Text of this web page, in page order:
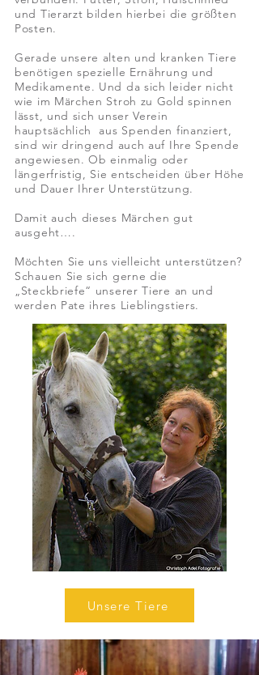
und Tierarzt bilden hierbei die größten
Posten.
Gerade unsere alten und kranken Tiere
benötigen spezielle Ernährung und
Medikamente. Und da sich leider nicht
wie im Märchen Stroh zu Gold spinnen
lässt, und sich unser Verein
hauptsächlich aus Spenden finanziert,
sind wir dringend auch auf Ihre Spende
angewiesen. Ob einmalig oder
längerfristig, Sie entscheiden über Höhe
und Dauer Ihrer Unterstützung.
Damit auch dieses Märchen gut
ausgeht….
Möchten Sie uns vielleicht unterstützen?
Schauen Sie sich gerne die
„Steckbriefe“ unserer Tiere an und
werden Pate ihres Lieblingstiers.
Unsere Tiere